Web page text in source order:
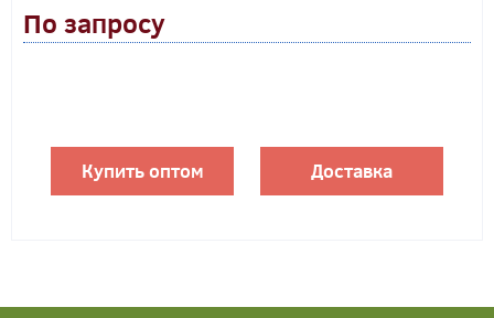
По запросу
Купить оптом Доставка